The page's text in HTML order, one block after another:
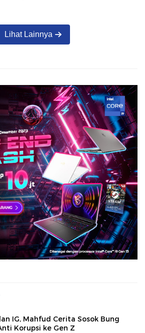
Lihat Lainnya
IG, Mahfud Cerita Sosok Bung
Korupsi ke Gen Z